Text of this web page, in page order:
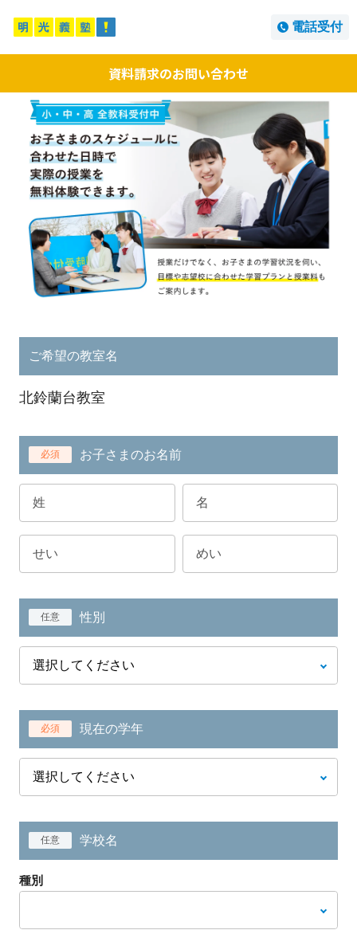
電話受付
資料請求のお問い合わせ
ご希望の教室名
北鈴蘭台教室
必須 お子さまのお名前
任意 性別
必須 現在の学年
任意 学校名
種別